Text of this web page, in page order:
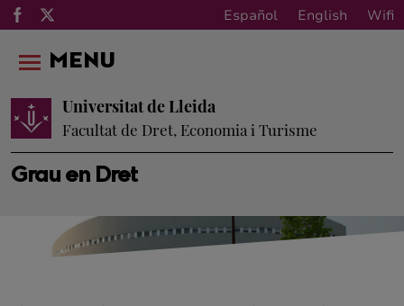
Español English Wifi
Grau en Dret
Universitat de Lleida
Facultat de Dret, Economia i Turisme
MENU